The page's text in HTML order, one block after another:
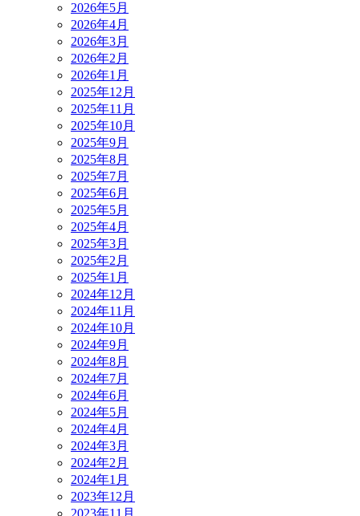
2026年5月
2026年4月
2026年3月
2026年2月
2026年1月
2025年12月
2025年11月
2025年10月
2025年9月
2025年8月
2025年7月
2025年6月
2025年5月
2025年4月
2025年3月
2025年2月
2025年1月
2024年12月
2024年11月
2024年10月
2024年9月
2024年8月
2024年7月
2024年6月
2024年5月
2024年4月
2024年3月
2024年2月
2024年1月
2023年12月